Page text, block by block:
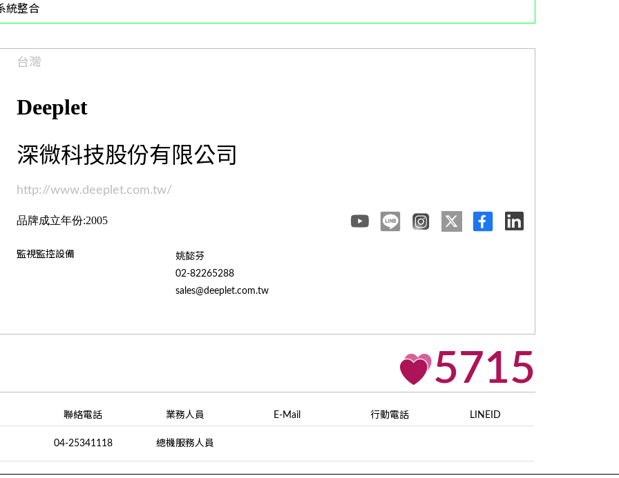
統整合
台灣
Deeplet
深微科技股份有限公司
http://www.deeplet.com.tw/
品牌成立年份:2005
監視監控設備
姚懿芬
02-82265288
sales@deeplet.com.tw
5715
聯絡電話 業務人員 E-Mail 行動電話 LINEID
04-25341118 總機服務人員